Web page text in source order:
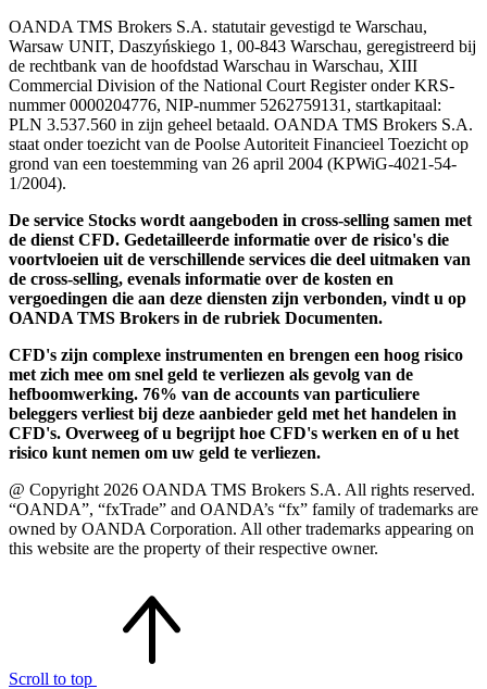
OANDA TMS Brokers S.A. statutair gevestigd te Warschau,
Warsaw UNIT, Daszyńskiego 1, 00-843 Warschau, geregistreerd bij
de rechtbank van de hoofdstad Warschau in Warschau, XIII
Commercial Division of the National Court Register onder KRS-
nummer 0000204776, NIP-nummer 5262759131, startkapitaal:
PLN 3.537.560 in zijn geheel betaald. OANDA TMS Brokers S.A.
staat onder toezicht van de Poolse Autoriteit Financieel Toezicht op
grond van een toestemming van 26 april 2004 (KPWiG-4021-54-
1/2004).
De service Stocks wordt aangeboden in cross-selling samen met
de dienst CFD. Gedetailleerde informatie over de risico's die
voortvloeien uit de verschillende services die deel uitmaken van
de cross-selling, evenals informatie over de kosten en
vergoedingen die aan deze diensten zijn verbonden, vindt u op
OANDA TMS Brokers in de rubriek Documenten.
CFD's zijn complexe instrumenten en brengen een hoog risico
met zich mee om snel geld te verliezen als gevolg van de
hefboomwerking. 76% van de accounts van particuliere
beleggers verliest bij deze aanbieder geld met het handelen in
CFD's. Overweeg of u begrijpt hoe CFD's werken en of u het
risico kunt nemen om uw geld te verliezen.
@ Copyright 2026 OANDA TMS Brokers S.A. All rights reserved.
“OANDA”, “fxTrade” and OANDA’s “fx” family of trademarks are
owned by OANDA Corporation. All other trademarks appearing on
this website are the property of their respective owner.
Scroll to top